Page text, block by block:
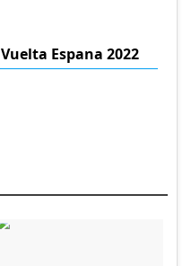
Vuelta Espana 2022